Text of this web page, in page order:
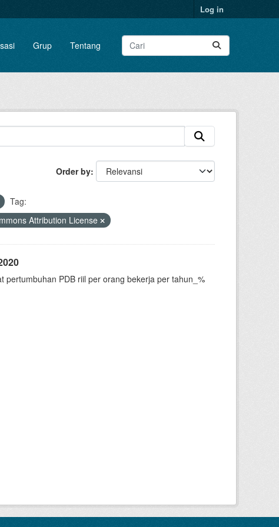
Log in
Grup Tentang
Order by
Tag:
Attribution License
pertumbuhan PDB riil per orang bekerja per tahun_%